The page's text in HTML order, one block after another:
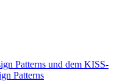
Patterns und dem KISS-
Patterns